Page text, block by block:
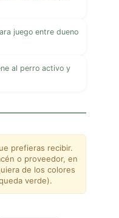
juego entre dueno
al perro activo y
prefieras recibir.
o proveedor, en
de los colores
verde).